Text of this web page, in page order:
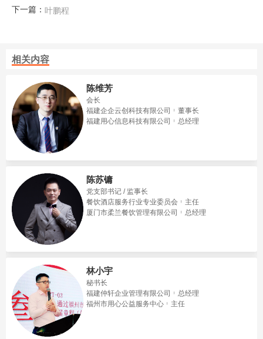
下一篇： 叶鹏程
相关内容
陈维芳
会长
福建企企云创科技有限公司
董事长
福建用心信息科技有限公司
总经理
陈苏镛
党支部书记 / 监事长
餐饮酒店服务行业专业委员会
主任
厦门市柔兰餐饮管理有限公司
总经理
林小宇
秘书长
福建仲轩企业管理有限公司
总经理
福州市用心公益服务中心
主任